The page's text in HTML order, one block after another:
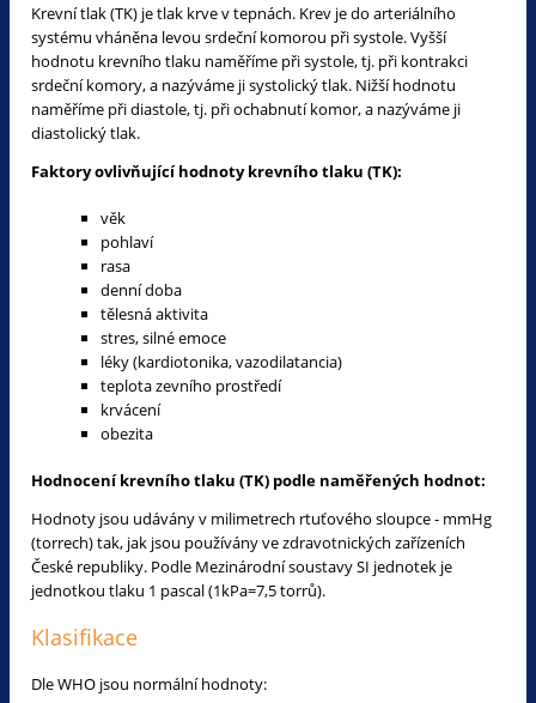
Krevní tlak (TK) je tlak krve v tepnách. Krev je do arteriálního
systému vháněna levou srdeční komorou při systole. Vyšší
hodnotu krevního tlaku naměříme při systole, tj. při kontrakci
srdeční komory, a nazýváme ji systolický tlak. Nižší hodnotu
naměříme při diastole, tj. při ochabnutí komor, a nazýváme ji
diastolický tlak.
Faktory ovlivňující hodnoty krevního tlaku (TK):
věk
pohlaví
rasa
denní doba
tělesná aktivita
stres, silné emoce
léky (kardiotonika, vazodilatancia)
teplota zevního prostředí
krvácení
obezita
Hodnocení krevního tlaku (TK) podle naměřených hodnot:
Hodnoty jsou udávány v milimetrech rtuťového sloupce - mmHg
(torrech) tak, jak jsou používány ve zdravotnických zařízeních
České republiky. Podle Mezinárodní soustavy SI jednotek je
jednotkou tlaku 1 pascal (1kPa=7,5 torrů).
Klasifikace
Dle WHO jsou normální hodnoty: